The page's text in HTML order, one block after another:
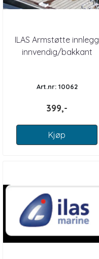
ILAS Armstøtte innlegg
innvendig/bakkant
Art.nr: 10062
399,-
Kjøp